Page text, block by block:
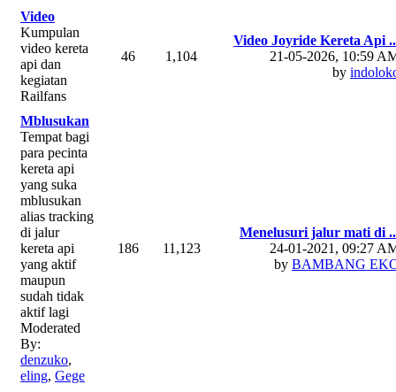
Video
Kumpulan
video kereta
api dan
kegiatan
Railfans
46 1,104
Video Joyride Kereta Api
21-05-2026, 10:59
by
Mblusukan
Tempat bagi
para pecinta
kereta api
yang suka
mblusukan
alias tracking
di jalur
kereta api
yang aktif
maupun
sudah tidak
aktif lagi
Moderated
By:
denzuko,
eling, Gege
186 11,123
Menelusuri jalur mati di
24-01-2021, 09:27
by BAMBANG